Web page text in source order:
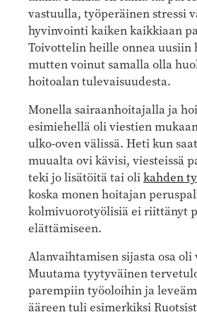
vastuulla, työperäinen stressi
hyvinvointi kaiken kaikkiaan
Toivottelin heille onnea uusiin
mutten voinut samalla olla
hoitoalan tulevaisuudesta.
Monella sairaanhoitajalla ja
esimiehellä oli viestien
ulko-oven välissä. Heti kun
muualta ovi kävisi, viesteissä
teki jo lisätöitä tai olikahden
koska monen hoitajan
kolmivuorotyölisiä ei riittänyt
elättämiseen.
Alanvaihtamisen sijasta osa
Muutama tyytyväinen
parempiin työoloihin ja
ääreen tuli esimerkiksi